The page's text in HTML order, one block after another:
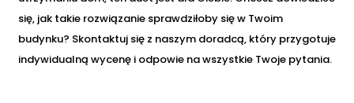
się, jak takie rozwiązanie sprawdziłoby się w Twoim
budynku? Skontaktuj się z naszym doradcą, który przygotuje
indywidualną wycenę i odpowie na wszystkie Twoje pytania.